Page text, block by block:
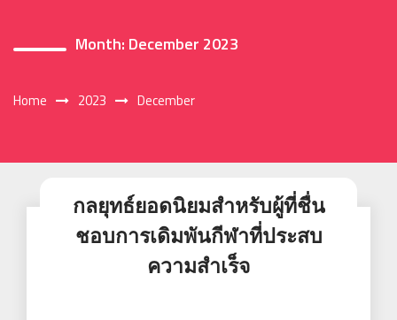
Month: December 2023
Home 2023 December
กลยุทธ์ยอดนิยมสำหรับผู้ที่ชื่น
ชอบการเดิมพันกีฬาที่ประสบ
ความสำเร็จ